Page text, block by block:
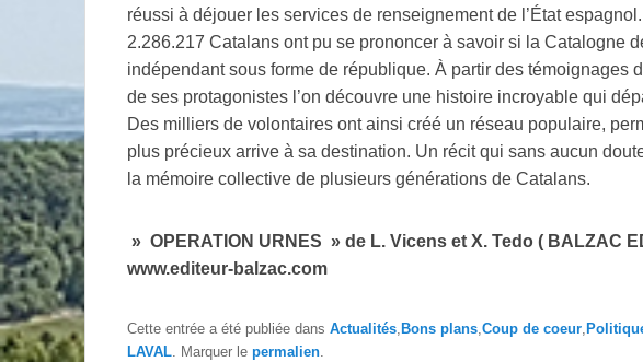
réussi à déjouer les services de renseignement de l’État
2.286.217 Catalans ont pu se prononcer à savoir si la Catalogne
indépendant sous forme de république. À partir des témoignages
de ses protagonistes l’on découvre une histoire incroyable qui
Des milliers de volontaires ont ainsi créé un réseau populaire,
plus précieux arrive à sa destination. Un récit qui sans aucun
la mémoire collective de plusieurs générations de Catalans.
» OPERATION URNES » de L. Vicens et X. Tedo ( BALZAC
www.editeur-balzac.com
Cette entrée a été publiée dans Actualités Bons plans Coup de coeur
LAVAL . Marquer le permalien